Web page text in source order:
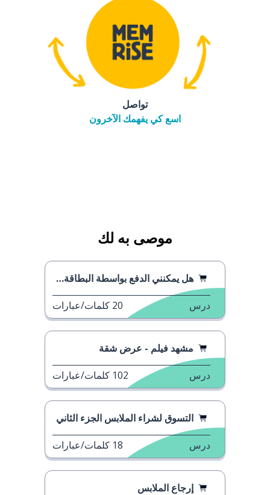
تواصل
اسع كي يفهمك الآخرون
موصى به لك
هل يمكنني الدفع بواسطة البطاقة؟ 2
درس 20 كلمات/عبارات
مشهد فيلم - عرض شقة
درس 102 كلمات/عبارات
التسوق لشراء الملابس الجزء الثاني
درس 18 كلمات/عبارات
إرجاع الملابس